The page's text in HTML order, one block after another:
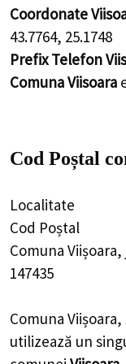
Coordonate
43.7764, 25.1748
Prefix Telefon
Comuna Viisoara
Cod Poștal
Localitate
Cod Poștal
Comuna
147435
Comuna
utilizează un